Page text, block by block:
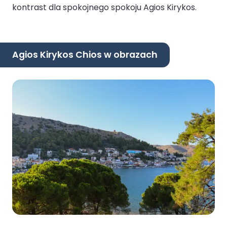
kontrast dla spokojnego spokoju Agios Kirykos.
Agios Kirykos Chios w obrazach